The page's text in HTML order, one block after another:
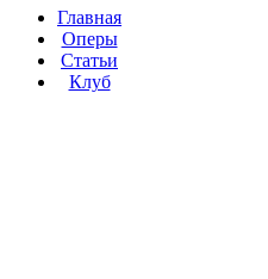
Главная
Оперы
Статьи
Клуб